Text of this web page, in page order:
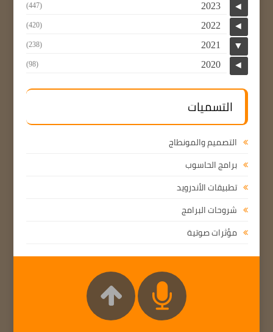
◄
2023
(447)
◄
2022
(420)
▼
2021
(238)
◄
2020
(98)
التسميات
التصميم والمونطاج
برامج الحاسوب
تطبيقات الأندرويد
شروحات البرامج
مؤثرات صوتية